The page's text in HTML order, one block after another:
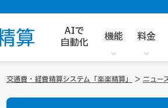
AIで
自動化
機能 料金
交通費・経費精算システム「楽楽精算」 ニュー